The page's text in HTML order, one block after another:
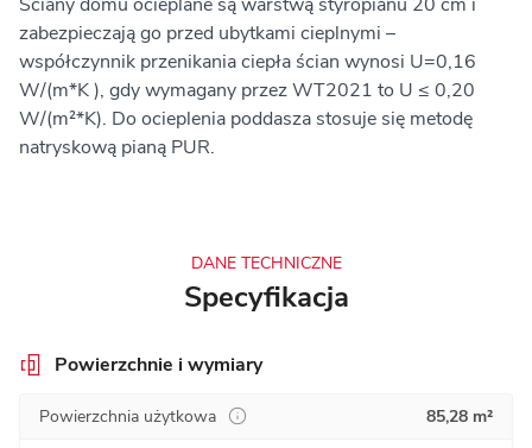
zabezpieczają go przed ubytkami cieplnymi –
współczynnik przenikania ciepła ścian wynosi U=0,16
W/(m*K ), gdy wymagany przez WT2021 to U ≤ 0,20
W/(m²*K). Do ocieplenia poddasza stosuje się metodę
natryskową pianą PUR.
DANE TECHNICZNE
Specyfikacja
Powierzchnie i wymiary
Powierzchnia użytkowa
85,28 m²